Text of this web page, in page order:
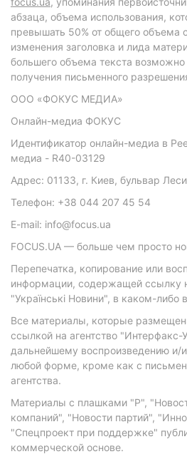
абзаца, объема использования,
превышать 50% от общего объема
изменения заголовка и лида
большего объема текста возможно
получения письменного
ООО «ФОКУС МЕДИА»
Онлайн-медиа ФОКУС
Идентификатор онлайн-медиа в
медиа - R40-03129
Адрес: 01133, г. Киев, бульвар
Телефон: +38 044 207 45 54
E-mail: info@focus.ua
FOCUS.UA — больше чем просто
Перепечатка, копирование или
информации, содержащей ссылку
"Українські Новини", в каком-либо
Все материалы, которые
ссылкой на агентство
дальнейшему воспроизведению и/
любой форме, кроме как с
агентства.
Материалы с плашками "Р",
компаний", "Новости партий",
"Спецпроект при поддержке"
коммерческой основе.